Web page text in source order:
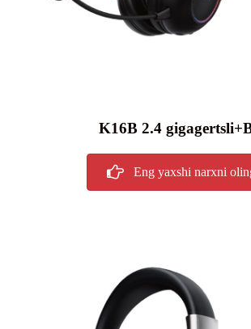
K16B 2.4
Eng yaxshi narxni